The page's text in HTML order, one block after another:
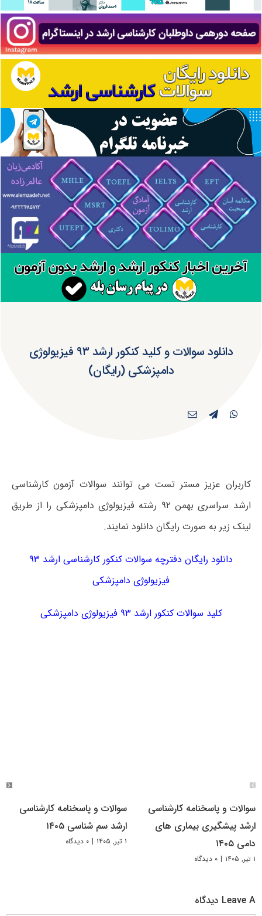
دانلود سوالات و کلید کنکور ارشد ۹۳ فیزیولوژی
دامپزشکی (رایگان)
کاربران عزیز مستر تست می توانند سوالات آزمون کارشناسی
ارشد سراسری بهمن ۹۲ رشته فیزیولوژی دامپزشکی را از طریق
لینک زیر به صورت رایگان دانلود نمایند.
دانلود رایگان دفترچه سوالات کنکور کارشناسی ارشد ۹۳
فیزیولوژی دامپزشکی
کلید سوالات کنکور ارشد ۹۳ فیزیولوژی دامپزشکی
سوالات و پاسخنامه کارشناسی
ارشد پیشگیری بیماری های
دامی ۱۴۰۵
۱ تیر, ۱۴۰۵ | ۰ دیدگاه
سوالات و پاسخنامه کارشناسی
ارشد سم شناسی ۱۴۰۵
۱ تیر, ۱۴۰۵ | ۰ دیدگاه
Leave A دیدگاه